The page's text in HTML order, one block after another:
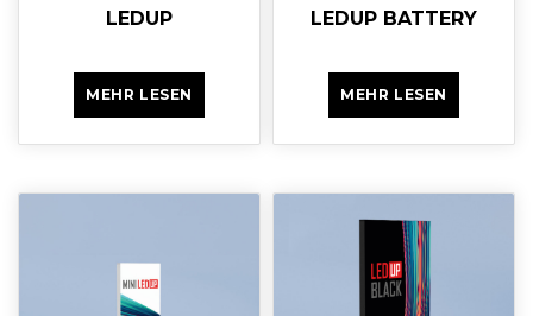
LEDUP
MEHR LESEN
LEDUP BATTERY
MEHR LESEN